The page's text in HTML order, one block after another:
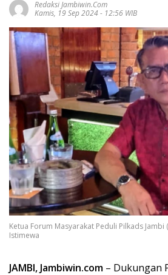
Redaksi Jambiwin.com
Kamis, 19 Sep 2024 - 12:56 WIB
Ketua Forum Masyarakat Peduli Pilkads Jambi
Istimewa
JAMBI, Jambiwin.com – Dukungan